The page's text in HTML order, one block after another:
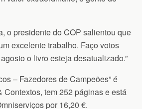
o presidente do COP salientou que
excelente trabalho. Faço votos
o livro esteja desatualizado.”
– Fazedores de Campeões” é
Contextos, tem 252 páginas e está
por 16,20 €.